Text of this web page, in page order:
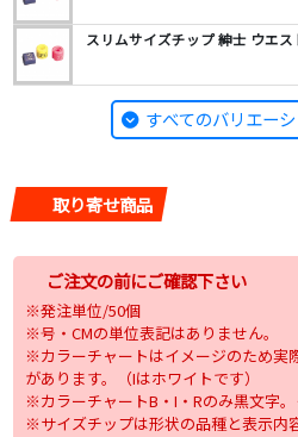
スリムサイズチップ 紳士 ウエス
すべてのバリエー
取り寄せ商品
ご注文の前にご確認下さい
※発注単位/50個
※号・CMの単位表記はありません。
※カラーチャートはイメージのため実
があります。（Iはホワイトです）
※カラーチャートB・I・Rのみ黒文字。
※サイズチップは形状の品種と表示内